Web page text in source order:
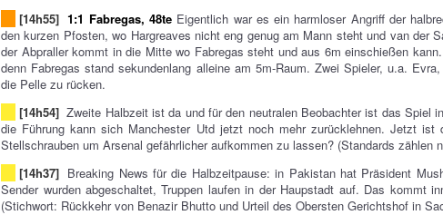
[14h55] 1:1 Fabregas, 48teEigentlich war es ein harmloser Angriff der
den kurzen Pfosten, wo Hargreaves nicht eng genug am Mann steht und van der
der Abpraller kommt in die Mitte wo Fabregas steht und aus 6m einschießen
denn Fabregas stand sekundenlang alleine am 5m-Raum. Zwei Spieler, u.a.
die Pelle zu rücken.
[14h54] Zweite Halbzeit ist da und für den neutralen Beobachter ist das Spiel
die Führung kann sich Manchester Utd jetzt noch mehr zurücklehnen. Jetzt ist
Stellschrauben um Arsenal gefährlicher aufkommen zu lassen? (Standards zählen
[14h37] Breaking News für die Halbzeitpause: in Pakistan hat Präsident
Sender wurden abgeschaltet, Truppen laufen in der Haupstadt auf. Das kommt
(Stichwort: Rückkehr von Benazir Bhutto und Urteil des Obersten Gerichtshof in